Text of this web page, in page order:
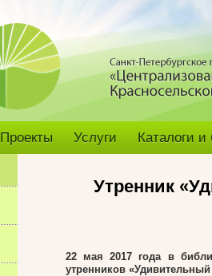
Проекты Услуги Каталоги
Утренник «
22 мая 2017 года в
утренников